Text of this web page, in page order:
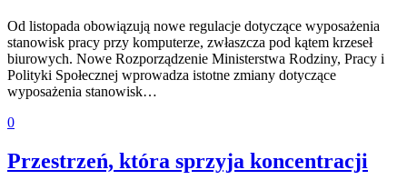
Od listopada obowiązują nowe regulacje dotyczące wyposażenia
stanowisk pracy przy komputerze, zwłaszcza pod kątem krzeseł
biurowych. Nowe Rozporządzenie Ministerstwa Rodziny, Pracy i
Polityki Społecznej wprowadza istotne zmiany dotyczące
wyposażenia stanowisk…
0
Przestrzeń, która sprzyja koncentracji